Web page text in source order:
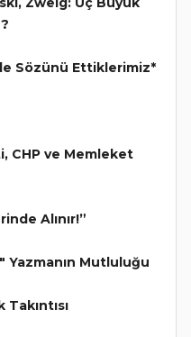
Sözünü Ettiklerimiz*
CHP ve Memleket
Alınır!”
Yazmanın Mutluluğu
Takıntısı